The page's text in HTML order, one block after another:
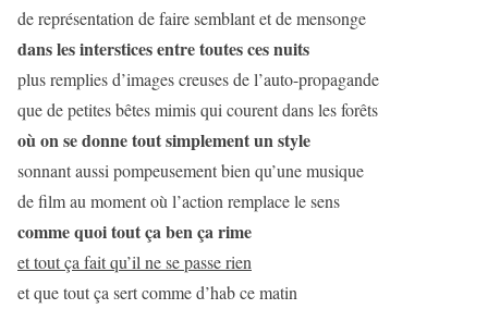
de représentation de faire semblant et de mensonge
dans les interstices entre toutes ces nuits
plus remplies d’images creuses de l’auto-propagande
que de petites bêtes mimis qui courent dans les forêts
où on se donne tout simplement un style
sonnant aussi pompeusement bien qu’une musique
de film au moment où l’action remplace le sens
comme quoi tout ça ben ça rime
et tout ça fait qu’il ne se passe rien
et que tout ça sert comme d’hab ce matin